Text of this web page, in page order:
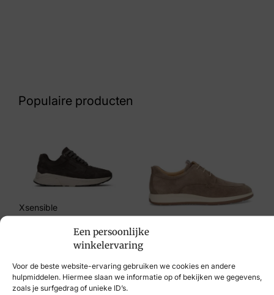
Een persoonlijke
winkelervaring
Voor de beste website-ervaring gebruiken we cookies en andere
hulpmiddelen. Hiermee slaan we informatie op of bekijken we gegevens,
zoals je surfgedrag of unieke ID’s.
Merk
Australian
Artikelnummer
15.1642.01-T5X Dakota H
Populaire producten
Xsensible
€139,95